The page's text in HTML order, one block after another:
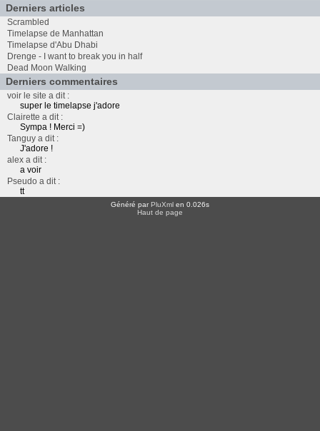
Derniers articles
Scrambled
Timelapse de Manhattan
Timelapse d'Abu Dhabi
Drenge - I want to break you in half
Dead Moon Walking
Derniers commentaires
voir le site a dit :
super le timelapse j'adore
Clairette a dit :
Sympa ! Merci =)
Tanguy a dit :
J'adore !
alex a dit :
a voir
Pseudo a dit :
tt
Généré parPluXml en 0.026s
Haut de page